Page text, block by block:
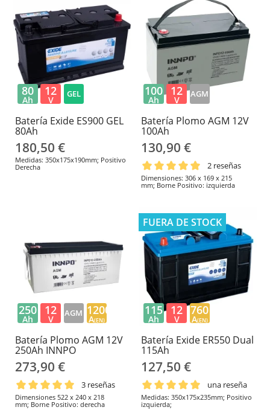
Batería Exide ES900 GEL
80Ah
180,50 €
Medidas: 350x175x190mm; Positivo
Derecha
80
Ah
12
V
GEL
Batería Plomo AGM 12V
100Ah
130,90 €
2 reseñas
Dimensiones: 306 x 169 x 215
mm; Borne Positivo: izquierda
100
Ah
12
V
AGM
Batería Plomo AGM 12V
250Ah INNPO
273,90 €
3 reseñas
Dimensiones 522 x 240 x 218
mm; Borne Positivo: derecha
250
Ah
12
V
AGM 1200
A(EN)
Batería Exide ER550 Dual
115Ah
127,50 €
una reseña
Medidas: 350x175x235mm; Positivo
izquierda;
115
Ah
12
V
760
A(EN)
FUERA DE STOCK